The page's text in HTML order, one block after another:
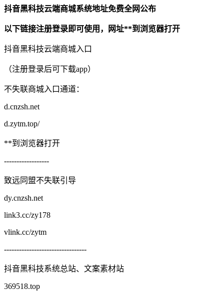
抖音黑科技云端商城系统地址免费全网公布
以下链接注册登录即可使用，网址**到浏览器打开
抖音黑科技云端商城入口
（注册登录后可下载app）
不失联商城入口通道：
d.cnzsh.net
d.zytm.top/
**到浏览器打开
------------------
致远同盟不失联引导
dy.cnzsh.net
link3.cc/zy178
vlink.cc/zytm
---------------------------------
抖音黑科技系统总站、文案素材站
369518.top